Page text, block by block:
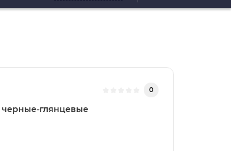
0
черные-глянцевые